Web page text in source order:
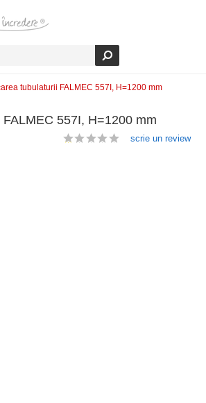
tubulaturii FALMEC 557I, H=1200 mm
557I, H=1200 mm
scrie un review